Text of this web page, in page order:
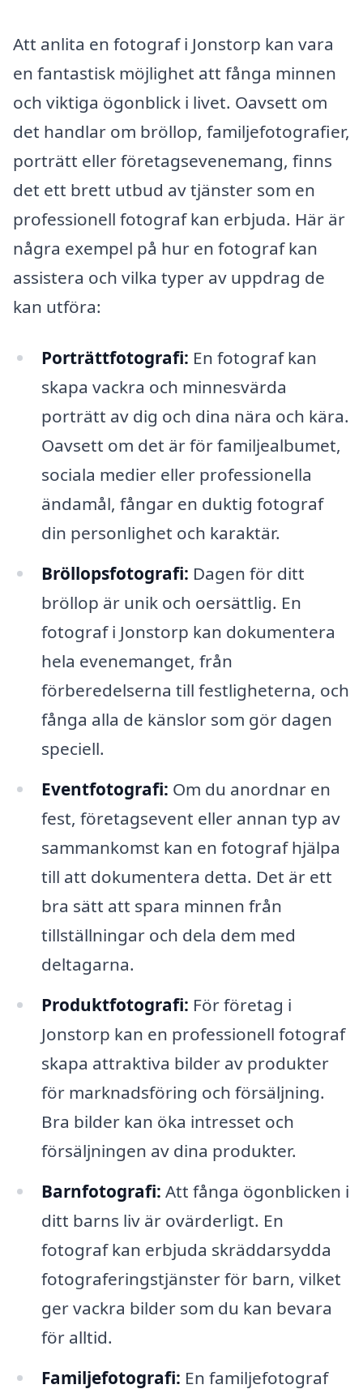
Att anlita en fotograf i Jonstorp kan vara
en fantastisk möjlighet att fånga minnen
och viktiga ögonblick i livet. Oavsett om
det handlar om bröllop, familjefotografier,
porträtt eller företagsevenemang, finns
det ett brett utbud av tjänster som en
professionell fotograf kan erbjuda. Här är
några exempel på hur en fotograf kan
assistera och vilka typer av uppdrag de
kan utföra:
Porträttfotografi: En fotograf kan
skapa vackra och minnesvärda
porträtt av dig och dina nära och kära.
Oavsett om det är för familjealbumet,
sociala medier eller professionella
ändamål, fångar en duktig fotograf
din personlighet och karaktär.
Bröllopsfotografi: Dagen för ditt
bröllop är unik och oersättlig. En
fotograf i Jonstorp kan dokumentera
hela evenemanget, från
förberedelserna till festligheterna, och
fånga alla de känslor som gör dagen
speciell.
Eventfotografi: Om du anordnar en
fest, företagsevent eller annan typ av
sammankomst kan en fotograf hjälpa
till att dokumentera detta. Det är ett
bra sätt att spara minnen från
tillställningar och dela dem med
deltagarna.
Produktfotografi: För företag i
Jonstorp kan en professionell fotograf
skapa attraktiva bilder av produkter
för marknadsföring och försäljning.
Bra bilder kan öka intresset och
försäljningen av dina produkter.
Barnfotografi: Att fånga ögonblicken i
ditt barns liv är ovärderligt. En
fotograf kan erbjuda skräddarsydda
fotograferingstjänster för barn, vilket
ger vackra bilder som du kan bevara
för alltid.
Familjefotografi: En familjefotograf